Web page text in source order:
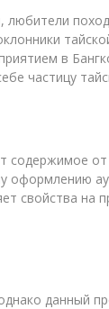
в
частицу
свойства
данный